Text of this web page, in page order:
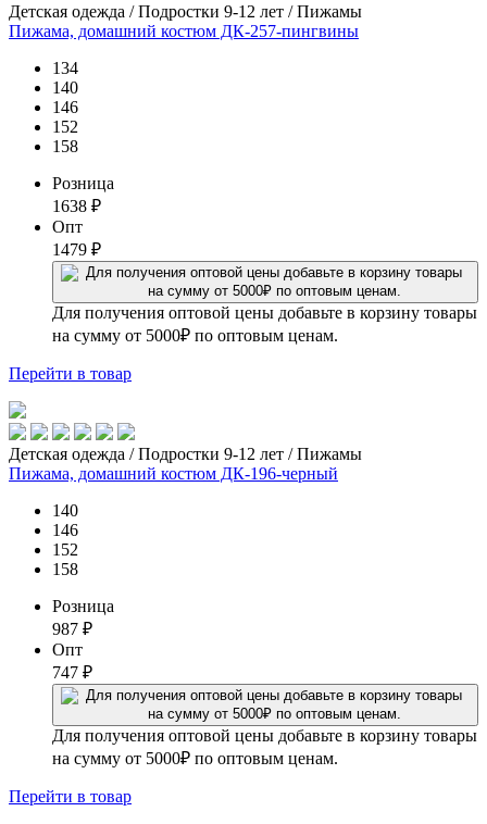
Детская одежда / Подростки 9-12 лет / Пижамы
Пижама, домашний костюм ДК-257-пингвины
134
140
146
152
158
Розница
1638 ₽
Опт
1479 ₽
Для получения оптовой цены добавьте в корзину товары
на сумму от 5000₽ по оптовым ценам.
Перейти в товар
Детская одежда / Подростки 9-12 лет / Пижамы
Пижама, домашний костюм ДК-196-черный
140
146
152
158
Розница
987 ₽
Опт
747 ₽
Для получения оптовой цены добавьте в корзину товары
на сумму от 5000₽ по оптовым ценам.
Перейти в товар